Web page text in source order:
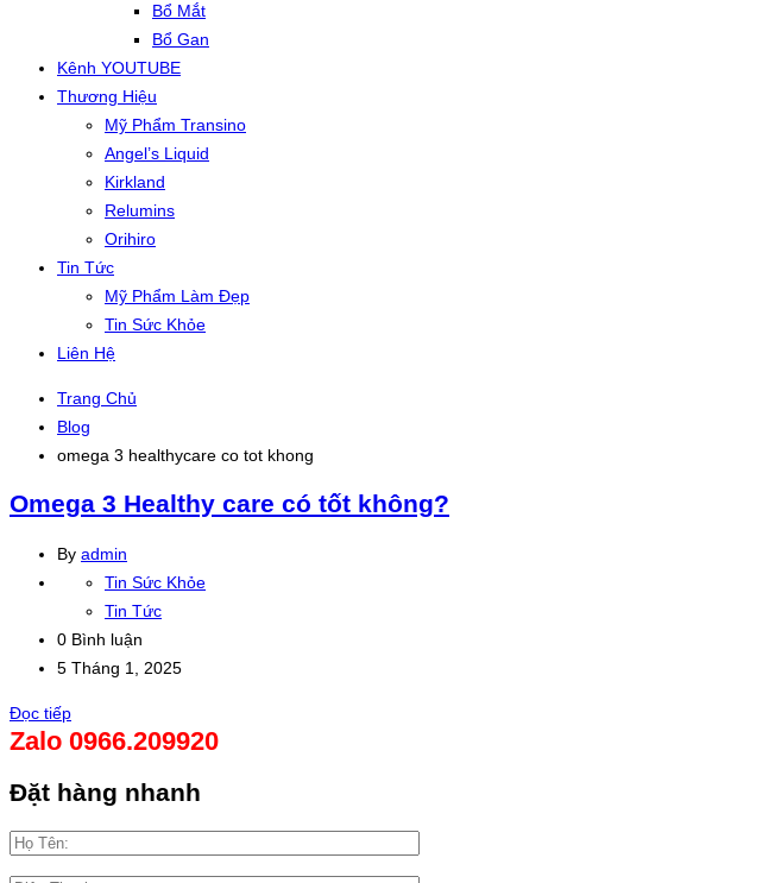
Bổ Mắt
Bổ Gan
Kênh YOUTUBE
Thương Hiệu
Mỹ Phẩm Transino
Angel’s Liquid
Kirkland
Relumins
Orihiro
Tin Tức
Mỹ Phẩm Làm Đẹp
Tin Sức Khỏe
Liên Hệ
Trang Chủ
Blog
omega 3 healthycare co tot khong
Omega 3 Healthy care có tốt không?
By admin
Tin Sức Khỏe
Tin Tức
0 Bình luận
5 Tháng 1, 2025
Đọc tiếp
Zalo 0966.209920
Đặt hàng nhanh